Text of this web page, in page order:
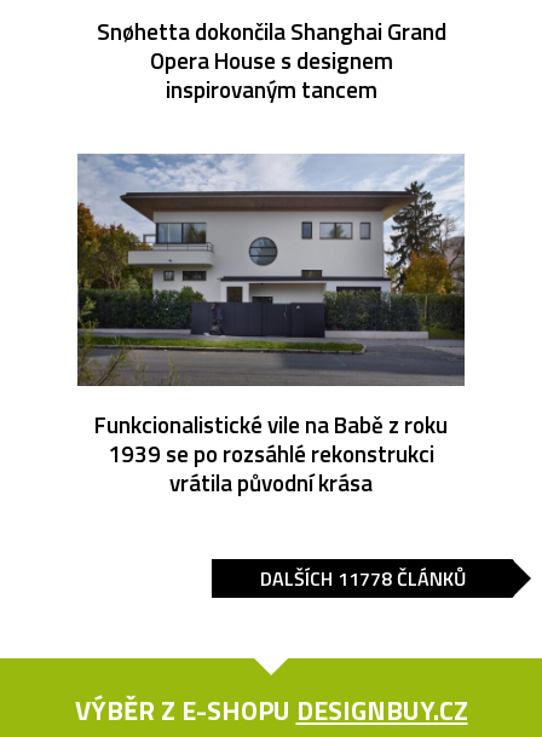
Snøhetta dokončila Shanghai Grand
Opera House s designem
inspirovaným tancem
Funkcionalistické vile na Babě z roku
1939 se po rozsáhlé rekonstrukci
vrátila původní krása
DALŠÍCH 11778 ČLÁNKŮ
VÝBĚR Z E-SHOPU DESIGNBUY.CZ